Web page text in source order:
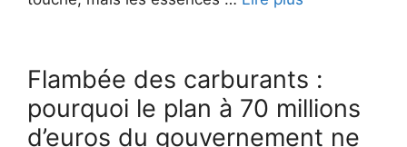
Flambée des carburants :
pourquoi le plan à 70 millions
d’euros du gouvernement ne